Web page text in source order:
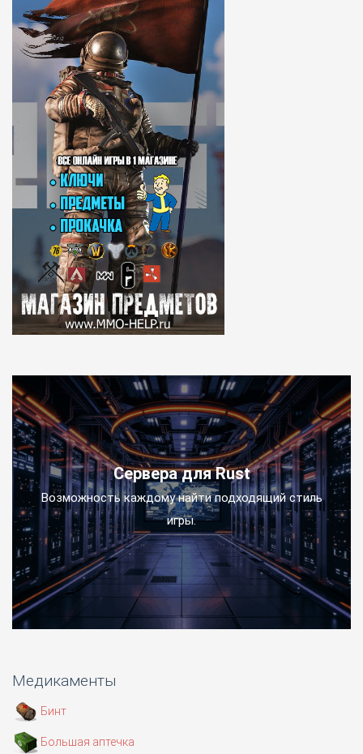
Сервера для Rust
Возможность каждому найти подходящий стиль
игры.
Медикаменты
Бинт
Большая аптечка